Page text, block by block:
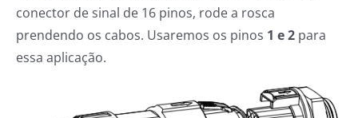
conector de sinal de 16 pinos, rode a rosca
prendendo os cabos. Usaremos os pinos 1 e 2 para
essa aplicação.